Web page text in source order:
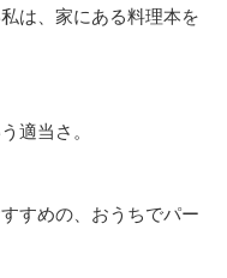
は、家にある料理本を
適当さ。
すめの、おうちでパー